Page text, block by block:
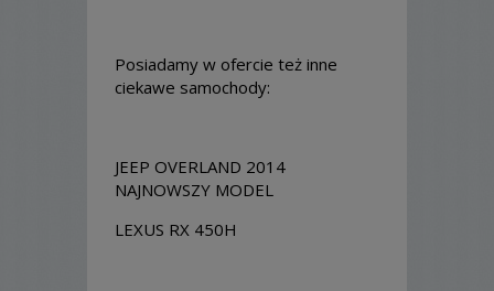
Posiadamy w ofercie też inne
ciekawe samochody:
JEEP OVERLAND 2014
NAJNOWSZY MODEL
LEXUS RX 450H